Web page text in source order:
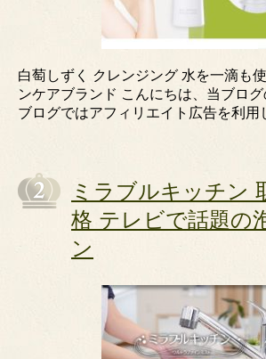
白萄しずく クレンジング 水を一滴も
ンケアブランド こんにちは、当ブロ
ブログではアフィリエイト広告を利用
ミラブルキッチン
格 テレビで話題の
ン